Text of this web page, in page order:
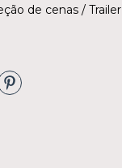
de cenas / Trailer